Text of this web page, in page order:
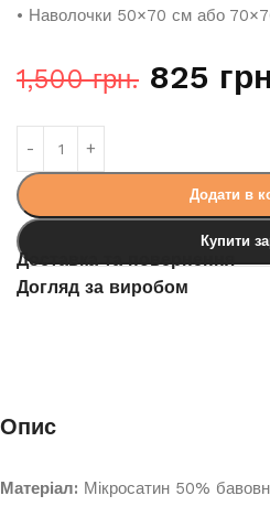
• Наволочки 50×70 см або
1,500грн. 825
Додати в
Купити
Доставка та повернення
Догляд за виробом
Опис
Матеріал: Мікросатин 50%